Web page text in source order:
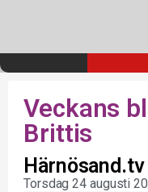
Veckans
Brittis
Härnösand.tv
Torsdag 24 augusti